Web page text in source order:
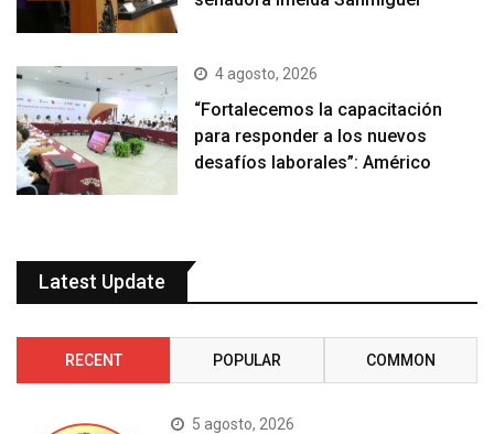
4 agosto, 2026
“Fortalecemos la capacitación
para responder a los nuevos
desafíos laborales”: Américo
Latest Update
RECENT POPULAR COMMON
5 agosto, 2026